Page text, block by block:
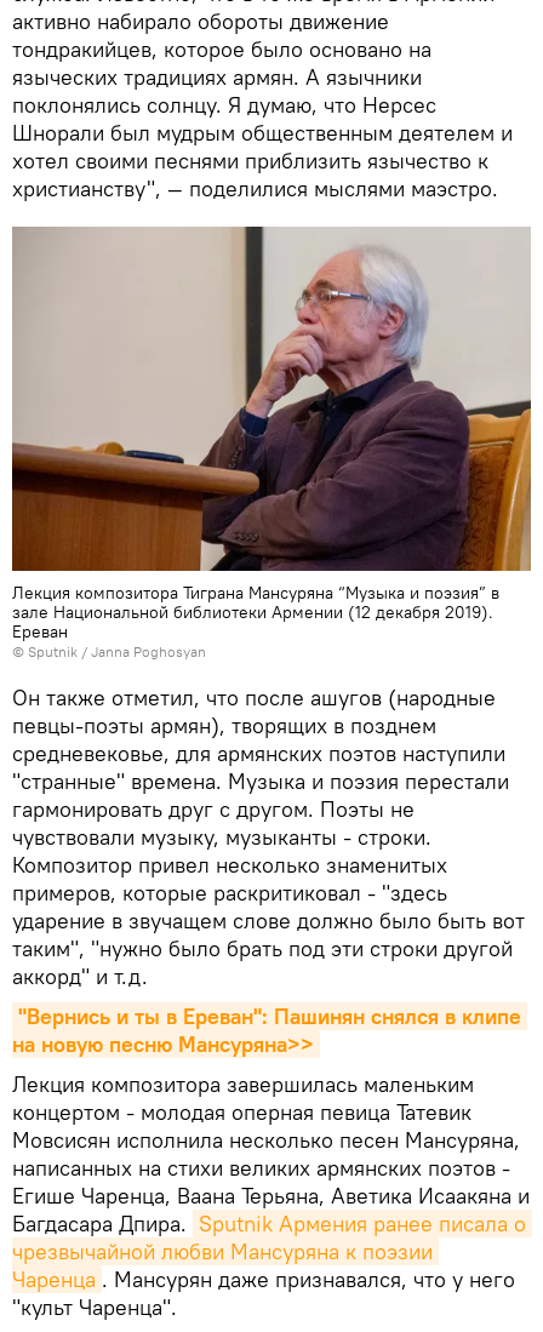
активно набирало обороты движение
тондракийцев, которое было основано на
языческих традициях армян. А язычники
поклонялись солнцу. Я думаю, что Нерсес
Шнорали был мудрым общественным деятелем и
хотел своими песнями приблизить язычество к
христианству", — поделилися мыслями маэстро.
Лекция композитора Тиграна Мансуряна “Музыка и поэзия” в
зале Национальной библиотеки Армении (12 декабря 2019).
Еревaн
© Sputnik / Janna Poghosyan
Он также отметил, что после ашугов (народные
певцы-поэты армян), творящих в позднем
средневековье, для армянских поэтов наступили
"странные" времена. Музыка и поэзия перестали
гармонировать друг с другом. Поэты не
чувствовали музыку, музыканты - строки.
Композитор привел несколько знаменитых
примеров, которые раскритиковал - "здесь
ударение в звучащем слове должно было быть вот
таким", "нужно было брать под эти строки другой
аккорд" и т.д.
"Вернись и ты в Ереван": Пашинян снялся в клипе
на новую песню Мансуряна>>
Лекция композитора завершилась маленьким
концертом - молодая оперная певица Татевик
Мовсисян исполнила несколько песен Мансуряна,
написанных на стихи великих армянских поэтов -
Егише Чаренца, Ваана Терьяна, Аветика Исаакяна и
Багдасара Дпира. Sputnik Армения ранее писала о
чрезвычайной любви Мансуряна к поэзии
Чаренца . Мансурян даже признавался, что у него
"культ Чаренца".